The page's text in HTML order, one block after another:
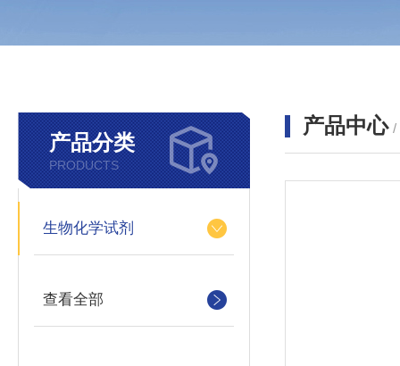
产品分类
PRODUCTS
生物化学试剂
查看全部
产品中心 /